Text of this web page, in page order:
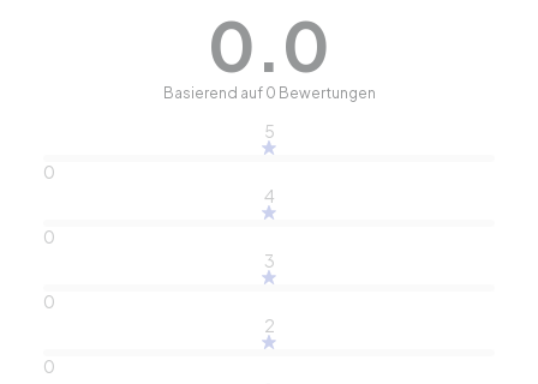
0.0
Basierend auf 0 Bewertungen
5
0
4
0
3
0
2
0